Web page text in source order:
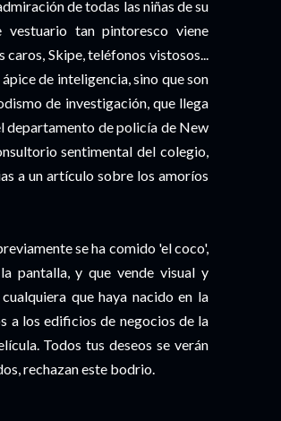
de todas las niñas de su
tan pintoresco viene
Skipe, teléfonos vistosos...
de inteligencia, sino que son
de investigación, que llega
de policía de New
sentimental del colegio,
a un artículo sobre los amoríos
se ha comido 'el coco',
pantalla, y que vende visual y
que haya nacido en la
a los edificios de negocios de la
Todos tus deseos se verán
rechazan este bodrio.